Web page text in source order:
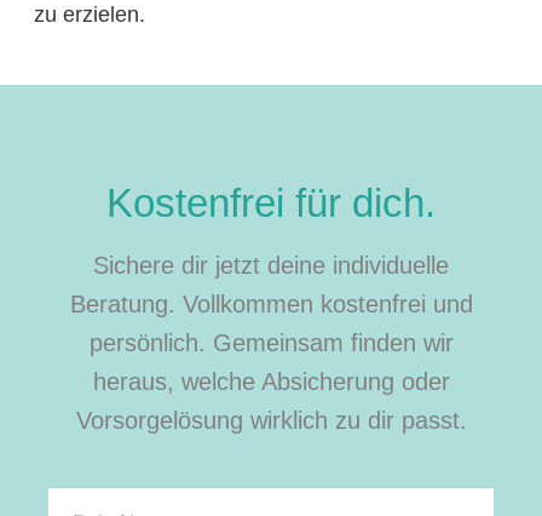
zu erzielen.
Kostenfrei für dich.
Sichere dir jetzt deine individuelle
Beratung. Vollkommen kostenfrei und
persönlich. Gemeinsam finden wir
heraus, welche Absicherung oder
Vorsorgelösung wirklich zu dir passt.